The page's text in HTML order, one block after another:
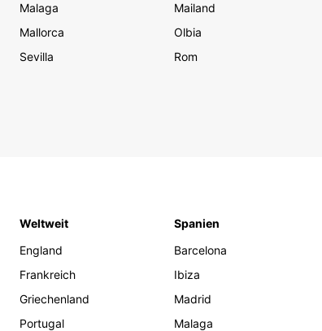
Malaga
Mallorca
Sevilla
Mailand
Olbia
Rom
Weltweit
England
Frankreich
Griechenland
Portugal
Spanien
Barcelona
Ibiza
Madrid
Malaga